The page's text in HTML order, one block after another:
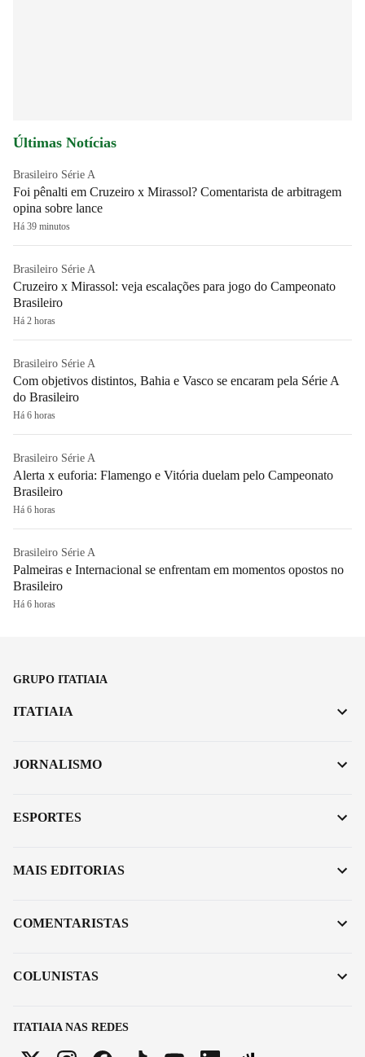
Últimas Notícias
Brasileiro Série A
Foi pênalti em Cruzeiro x Mirassol? Comentarista de arbitragem
opina sobre lance
Há 39 minutos
Brasileiro Série A
Cruzeiro x Mirassol: veja escalações para jogo do Campeonato
Brasileiro
Há 2 horas
Brasileiro Série A
Com objetivos distintos, Bahia e Vasco se encaram pela Série A
do Brasileiro
Há 6 horas
Brasileiro Série A
Alerta x euforia: Flamengo e Vitória duelam pelo Campeonato
Brasileiro
Há 6 horas
Brasileiro Série A
Palmeiras e Internacional se enfrentam em momentos opostos no
Brasileiro
Há 6 horas
GRUPO ITATIAIA
ITATIAIA NAS REDES
ITATIAIA
JORNALISMO
ESPORTES
MAIS EDITORIAS
COMENTARISTAS
COLUNISTAS